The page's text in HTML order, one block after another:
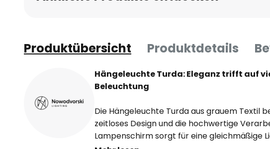
Produktübersicht Produktdetails
Hängeleuchte Turda: Eleganz trifft auf
Beleuchtung
Die Hängeleuchte Turda aus grauem Textil
zeitloses Design und die hochwertige
Lampenschirm sorgt für eine gleichmäßige